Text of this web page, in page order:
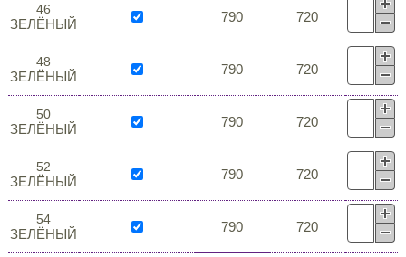
46
ЗЕЛЁНЫЙ 790 720
48
ЗЕЛЁНЫЙ 790 720
50
ЗЕЛЁНЫЙ 790 720
52
ЗЕЛЁНЫЙ 790 720
54
ЗЕЛЁНЫЙ 790 720